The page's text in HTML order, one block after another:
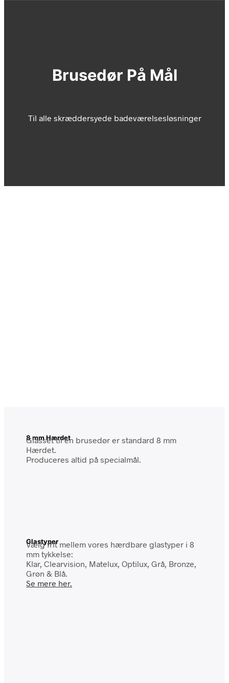
Brusedør På Mål
Til alle skræddersyede badeværelsesløsninger
8 mm Hærdet
Glasset til en brusedør er standard 8 mm
Hærdet.
Produceres altid på specialmål.
Glastyper
Vælg frit mellem vores hærdbare glastyper i 8
mm tykkelse:
Klar, Clearvision, Matelux, Optilux, Grå, Bronze,
Grøn & Blå.
Se mere her.